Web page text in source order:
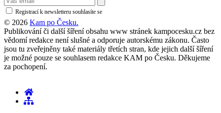
Registrací k newsletteru souhlasíte se
© 2026 Kam po Česku.
Publikování či další šíření obsahu www stránek kampocesku.cz bez
vědomí redakce není slušné a odporuje autorskému zákonu. Často
jsou tu zveřejněny také materiály třetích stran, kde jejich další šíření
je možné pouze se souhlasem redakce KAM po Česku. Děkujeme
za pochopení.